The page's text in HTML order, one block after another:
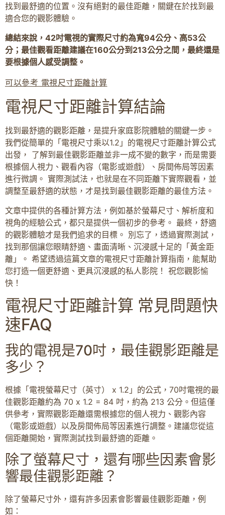
找到最舒適的位置。沒有絕對的最佳距離，關鍵在於找到最
適合您的觀影體驗。
總結來說，42吋電視的實際尺寸約為寬94公分、高53公
分；最佳觀看距離建議在160公分到213公分之間，最終還是
要根據個人感受調整。
可以參考 電視尺寸距離計算
電視尺寸距離計算結論
找到最舒適的觀影距離，是提升家庭影院體驗的關鍵一步。
我們從簡單的「電視尺寸乘以1.2」的電視尺寸距離計算公式
出發， 了解到最佳觀影距離並非一成不變的數字，而是需要
根據個人視力、觀看內容（電影或遊戲）、房間佈局等因素
進行微調。 實際測試法，也就是在不同距離下實際觀看，並
調整至最舒適的狀態，才是找到最佳觀影距離的最佳方法。
文章中提供的各種計算方法，例如基於螢幕尺寸、解析度和
視角的經驗公式，都只是提供一個初步的參考。 最終，舒適
的觀影體驗才是我們追求的目標。 別忘了，透過實際測試，
找到那個讓您眼睛舒適、畫面清晰、沉浸感十足的「黃金距
離」。 希望透過這篇文章的電視尺寸距離計算指南，能幫助
您打造一個更舒適、更具沉浸感的私人影院！ 祝您觀影愉
快！
電視尺寸距離計算 常見問題快
速FAQ
我的電視是70吋，最佳觀影距離是
多少？
根據「電視螢幕尺寸（英寸） x 1.2」的公式，70吋電視的最
佳觀影距離約為 70 x 1.2 = 84 吋，約為 213 公分。但這僅
供參考，實際觀影距離還需根據您的個人視力、觀影內容
（電影或遊戲）以及房間佈局等因素進行調整。建議您從這
個距離開始，實際測試找到最舒適的距離。
除了螢幕尺寸，還有哪些因素會影
響最佳觀影距離？
除了螢幕尺寸外，還有許多因素會影響最佳觀影距離，例
如：